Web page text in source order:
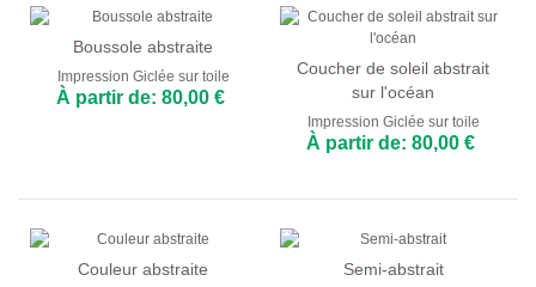
Boussole abstraite
Impression Giclée sur toile
À partir de: 80,00 €
Coucher de soleil abstrait
sur l'océan
Impression Giclée sur toile
À partir de: 80,00 €
Couleur abstraite Semi-abstrait